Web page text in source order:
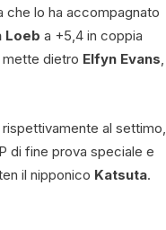
che lo ha accompagnato
Loeb a +5,4 in coppia
mette dietro Elfyn Evans
al settimo,
di fine prova speciale e
il nipponico Katsuta.